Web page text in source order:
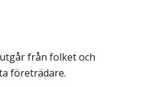
från folket och
företrädare.